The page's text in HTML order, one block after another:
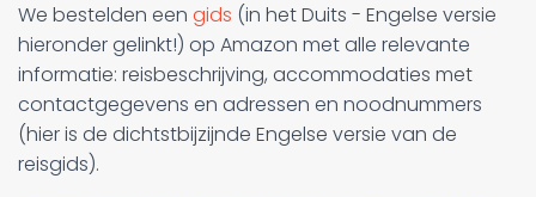
We bestelden een gids (in het Duits - Engelse versie
hieronder gelinkt!) op Amazon met alle relevante
informatie: reisbeschrijving, accommodaties met
contactgegevens en adressen en noodnummers
(hier is de dichtstbijzijnde Engelse versie van de
reisgids).